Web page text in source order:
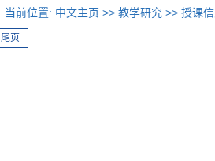
当前位置: 中文主页 >>教学研究 >>授课
尾页